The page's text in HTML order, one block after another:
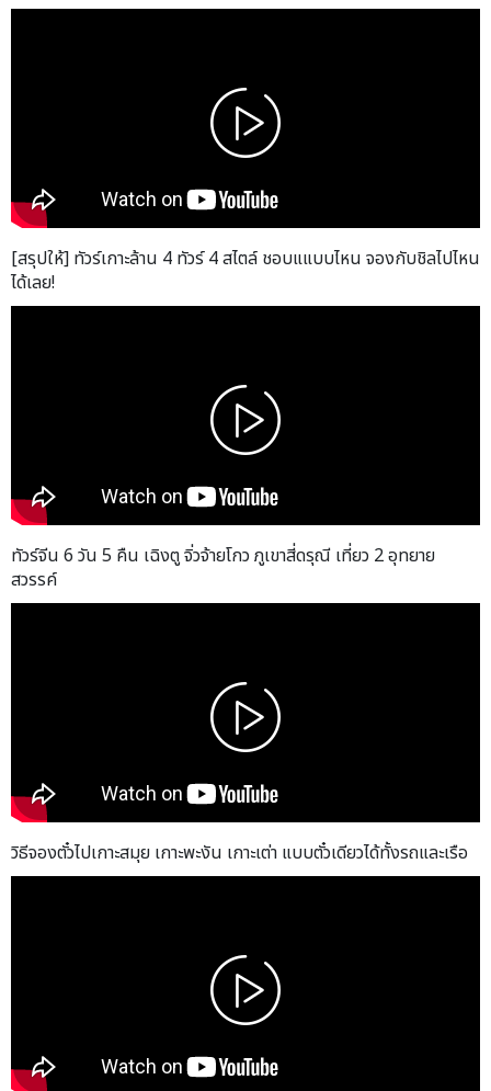
[สรุปให้] ทัวร์เกาะล้าน 4 ทัวร์ 4 สไตล์ ชอบแแบบไหน จองกับชิลไปไหน
ได้เลย!
ทัวร์จีน 6 วัน 5 คืน เฉิงตู จิ่วจ้ายโกว ภูเขาสี่ดรุณี เที่ยว 2 อุทยาย
สวรรค์
วิธีจองตั๋วไปเกาะสมุย เกาะพะงัน เกาะเต่า แบบตั๋วเดียวได้ทั้งรถและเรือ